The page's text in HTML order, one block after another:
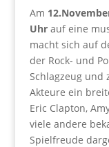
Am
Uhrauf eine
macht sich auf
der Rock- und
Schlagzeug und
Akteure ein
Eric Clapton,
viele andere
Spielfreude